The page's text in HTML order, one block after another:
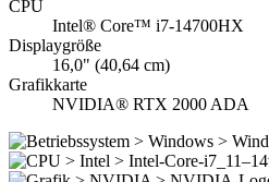
CPU
Intel® Core™ i7-14700HX
Displaygröße
16,0" (40,64 cm)
Grafikkarte
NVIDIA® RTX 2000 ADA